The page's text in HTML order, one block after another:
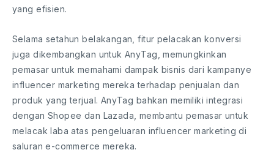
yang efisien.
Selama setahun belakangan, fitur pelacakan konversi
juga dikembangkan untuk AnyTag, memungkinkan
pemasar untuk memahami dampak bisnis dari kampanye
influencer marketing mereka terhadap penjualan dan
produk yang terjual. AnyTag bahkan memiliki integrasi
dengan Shopee dan Lazada, membantu pemasar untuk
melacak laba atas pengeluaran influencer marketing di
saluran e-commerce mereka.